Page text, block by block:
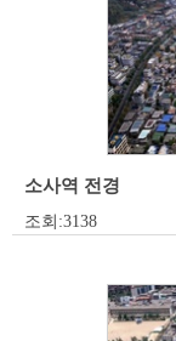
소사역 전경
조회:3138